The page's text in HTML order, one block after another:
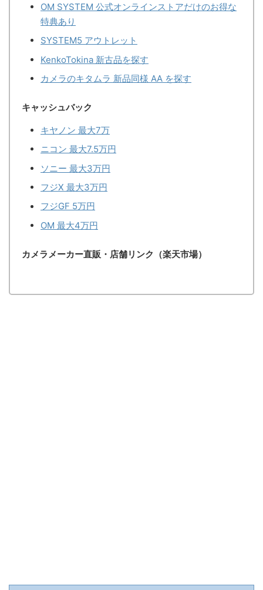
OM SYSTEM 公式オンラインストアだけのお得な
特典あり
SYSTEM5 アウトレット
KenkoTokina 新古品を探す
カメラのキタムラ 新品同様 AA を探す
キャッシュバック
キヤノン 最大7万
ニコン 最大7.5万円
ソニー 最大3万円
フジX 最大3万円
フジGF 5万円
OM 最大4万円
カメラメーカー直販・店舗リンク（楽天市場）